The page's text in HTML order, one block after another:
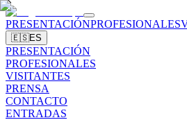
PRESENTACIÓNPROFESIONALES
🇪🇸ES
PRESENTACIÓN
PROFESIONALES
VISITANTES
PRENSA
CONTACTO
ENTRADAS